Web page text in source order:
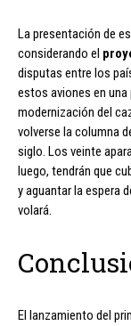
La presentación de
considerando el
disputas entre los
estos aviones en una
modernización del
volverse la columna
siglo. Los veinte
luego, tendrán que
y aguantar la espera
volará.
El lanzamiento del